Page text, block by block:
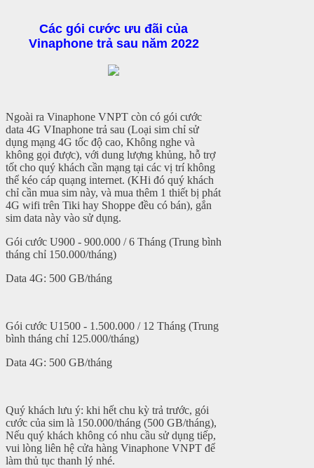
Các gói cước ưu đãi của
Vinaphone trả sau năm 2022
Ngoài ra Vinaphone VNPT còn có gói cước
data 4G VInaphone trả sau (Loại sim chỉ sử
dụng mạng 4G tốc độ cao, Không nghe và
không gọi được), với dung lượng khủng, hỗ trợ
tốt cho quý khách cần mạng tại các vị trí không
thể kéo cáp quạng internet. (KHi đó quý khách
chỉ cần mua sim này, và mua thêm 1 thiết bị phát
4G wifi trên Tiki hay Shoppe đều có bán), gắn
sim data này vào sử dụng.
Gói cước U900 - 900.000 / 6 Tháng (Trung bình
tháng chỉ 150.000/tháng)
Data 4G: 500 GB/tháng
Gói cước U1500 - 1.500.000 / 12 Tháng (Trung
bình tháng chỉ 125.000/tháng)
Data 4G: 500 GB/tháng
Quý khách lưu ý: khi hết chu kỳ trả trước, gói
cước của sim là 150.000/tháng (500 GB/tháng),
Nếu quý khách không có nhu cầu sử dụng tiếp,
vui lòng liên hệ cửa hàng Vinaphone VNPT để
làm thủ tục thanh lý nhé.